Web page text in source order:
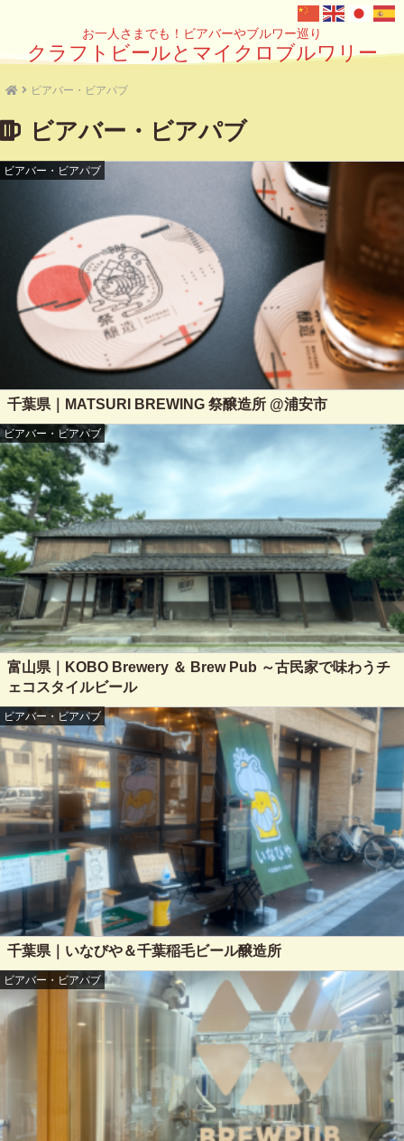
お一人さまでも！ビアバーやブルワー巡り
クラフトビールとマイクロブルワリー
ビアバー・ビアパブ
ビアバー・ビアパブ
ビアバー・ビアパブ
千葉県｜MATSURI BREWING 祭醸造所 @浦安市
ビアバー・ビアパブ
富山県｜KOBO Brewery ＆ Brew Pub ～古民家で味わうチ
ェコスタイルビール
ビアバー・ビアパブ
千葉県｜いなびや＆千葉稲毛ビール醸造所
ビアバー・ビアパブ